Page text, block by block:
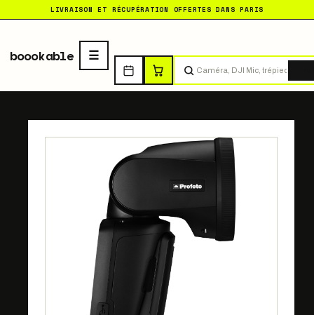
LIVRAISON ET RÉCUPÉRATION OFFERTES DANS PARIS
boookable